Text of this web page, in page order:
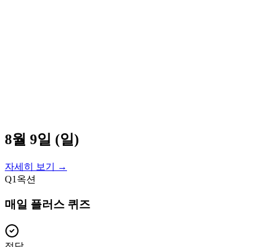
8월 9일 (일)
자세히 보기 →
Q1 옥션
매일 플러스 퀴즈